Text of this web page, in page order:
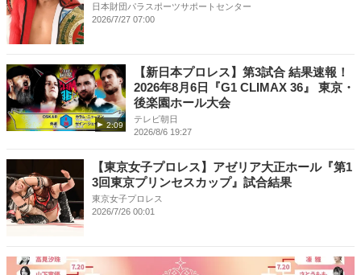
日本財団パラスポーツサポートセンター
2026/7/27 07:00
2:09
【新日本プロレス】第3試合 結果速報！
2026年8月6日『G1 CLIMAX 36』 東京・
後楽園ホール大会
テレビ朝日
2026/8/6 19:27
【東京女子プロレス】アゼリア大正ホール『第1
3回東京プリンセスカップ』試合結果
東京女子プロレス
2026/7/26 00:01